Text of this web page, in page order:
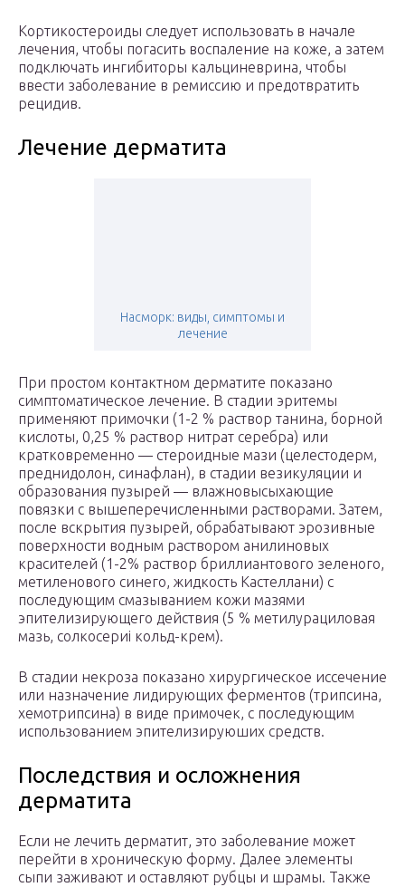
Кортикостероиды следует использовать в начале
лечения, чтобы погасить воспаление на коже, а затем
подключать ингибиторы кальциневрина, чтобы
ввести заболевание в ремиссию и предотвратить
рецидив.
Лечение дерматита
Насморк: виды, симптомы и
лечение
При простом контактном дерматите показано
симптоматическое лечение. В стадии эритемы
применяют примочки (1-2 % раствор танина, борной
кислоты, 0,25 % раствор нитрат серебра) или
кратковременно — стероидные мази (целестодерм,
преднидолон, синафлан), в стадии везикуляции и
образования пузырей — влажновысыхающие
повязки с вышеперечисленными растворами. Затем,
после вскрытия пузырей, обрабатывают эрозивные
поверхности водным раствором анилиновых
красителей (1-2% раствор бриллиантового зеленого,
метиленового синего, жидкость Kacтеллани) с
последующим смазыванием кожи мазями
эпителизирующего действия (5 % метилурациловая
мазь, солкосериi кольд-крем).
В стадии некроза показано хирургическое иссечение
или назначение лидирующих ферментов (трипсина,
хемотрипсина) в виде примочек, с последующим
использованием эпителизируюших средств.
Последствия и осложнения
дерматита
Если не лечить дерматит, это заболевание может
перейти в хроническую форму. Далее элементы
сыпи заживают и оставляют рубцы и шрамы. Также